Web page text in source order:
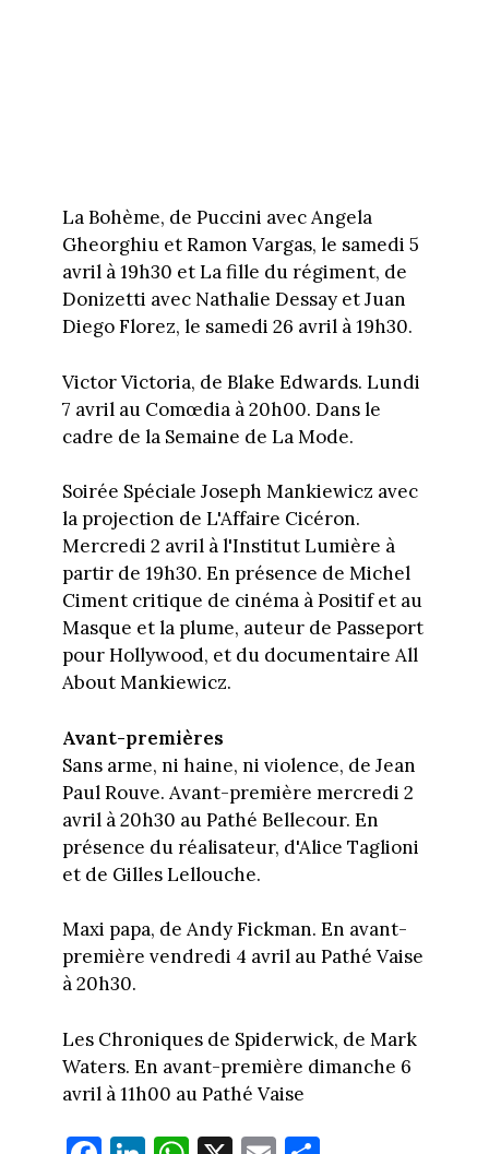
La Bohème, de Puccini avec Angela
Gheorghiu et Ramon Vargas, le samedi 5
avril à 19h30 et La fille du régiment, de
Donizetti avec Nathalie Dessay et Juan
Diego Florez, le samedi 26 avril à 19h30.
Victor Victoria, de Blake Edwards. Lundi
7 avril au Comœdia à 20h00. Dans le
cadre de la Semaine de La Mode.
Soirée Spéciale Joseph Mankiewicz avec
la projection de L'Affaire Cicéron.
Mercredi 2 avril à l'Institut Lumière à
partir de 19h30. En présence de Michel
Ciment critique de cinéma à Positif et au
Masque et la plume, auteur de Passeport
pour Hollywood, et du documentaire All
About Mankiewicz.
Avant-premières
Sans arme, ni haine, ni violence, de Jean
Paul Rouve. Avant-première mercredi 2
avril à 20h30 au Pathé Bellecour. En
présence du réalisateur, d'Alice Taglioni
et de Gilles Lellouche.
Maxi papa, de Andy Fickman. En avant-
première vendredi 4 avril au Pathé Vaise
à 20h30.
Les Chroniques de Spiderwick, de Mark
Waters. En avant-première dimanche 6
avril à 11h00 au Pathé Vaise